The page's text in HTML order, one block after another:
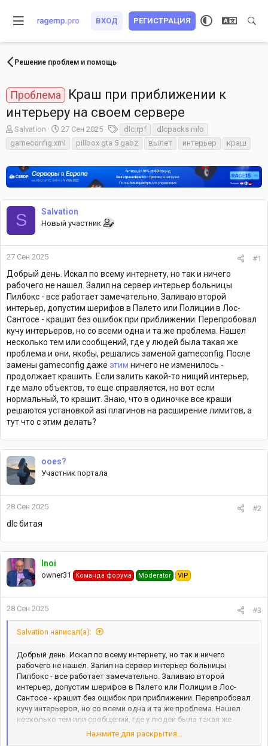
ВХОД РЕГИСТРАЦИЯ
Решение проблем и помощь
Проблема
Краш при приближении к
интерьеру на своем сервере
А
в
т
ы
Salvation
Д
а
т
н
а
л
а
27 Сен 2025
е
г
dlc.rpf
dlcpacks mlo
gameconfig.xml
pillbox gta 5 gabz вылет интерьер краш
S Salvation
Новый участник
27 Сен 2025 #1
Добрый день. Искал по всему интернету, но так и ничего
рабочего не нашел. Залил на сервер интерьер больницы
Пилбокс - все работает замечательно. Заливаю второй
интерьер, допустим шерифов в Палето или Полиции в Лос-
Сантосе - крашит без ошибок при приближении. Перепробовал
кучу интерьеров, но со всеми одна и та же проблема. Нашел
несколько тем или сообщений, где у людей была такая же
проблема и они, якобы, решались заменой gameconfig. После
замены gameconfig даже этим ничего не изменилось -
продолжает крашить. Если залить какой-то нищий интерьер,
где мало объектов, то еще справляется, но вот если
нормальный, то крашит. Знаю, что в одиночке все краши
решаются установкой asi плагинов на расширение лимитов, а
тут что с этим делать?
ooes?
Участник портала
28 Сен 2025 #2
dlc битая
Inoi
owner31 Команда форума Moderator VIP
28 Сен 2025 #3
Salvation написал(а):
Добрый день. Искал по всему интернету, но так и ничего
рабочего не нашел. Залил на сервер интерьер больницы
Пилбокс - все работает замечательно. Заливаю второй
интерьер, допустим шерифов в Палето или Полиции в Лос-
Сантосе - крашит без ошибок при приближении. Перепробовал
кучу интерьеров, но со всеми одна и та же проблема. Нашел
несколько тем или сообщений, где у людей была такая же
проблема и они, якобы, решались заменой gameconfig. После
ничего не изменилось -
Нажмите для раскрытия...